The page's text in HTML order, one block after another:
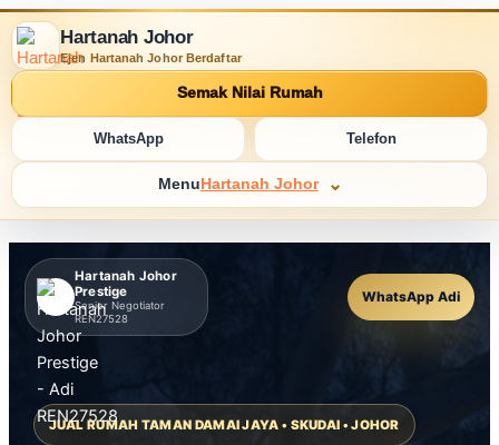
Hartanah Johor
Ejen Hartanah Johor Berdaftar
Semak Nilai Rumah
WhatsApp Telefon
Menu Hartanah Johor
Hartanah Johor
Prestige
Senior Negotiator
REN27528
WhatsApp Adi
JUAL RUMAH TAMAN DAMAI JAYA • SKUDAI • JOHOR